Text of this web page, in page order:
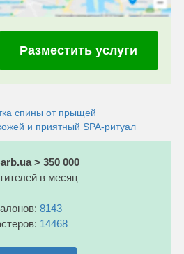
Разместить услуги
спины от прыщей
и приятный SPA-ритуал
> 350 000
в месяц
8143
14468